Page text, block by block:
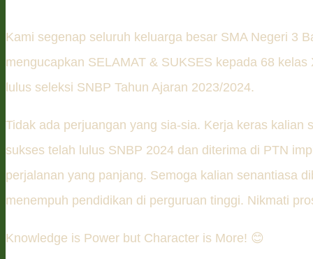
Kami segenap seluruh keluarga besar SMA Negeri 3
mengucapkan SELAMAT & SUKSES kepada 68
lulus seleksi SNBP Tahun Ajaran 2023/2024.
Tidak ada perjuangan yang sia-sia. Kerja keras kalian
sukses telah lulus SNBP 2024 dan diterima di PTN
perjalanan yang panjang. Semoga kalian senantiasa
menempuh pendidikan di perguruan tinggi. Nikmati
Knowledge is Power but Character is More! 😊